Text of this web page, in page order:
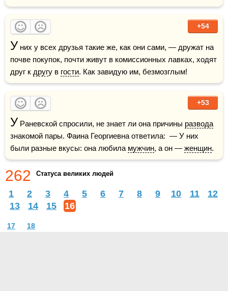
+54
У них у всех друзья такие же, как они сами, — дружат на
почве покупок, почти живут в комиссионных лавках, ходят
друг к другу в гости. Как завидую им, безмозглым!
+53
У Раневской спросили, не знает ли она причины развода
знакомой пары. Фаина Георгиевна ответила:  — У них
были разные вкусы: она любила мужчин, а он — женщин.
262 Статуса великих людей
1 2 3 4 5 6 7 8 9 10 11
12
13
14 15 16
17 18